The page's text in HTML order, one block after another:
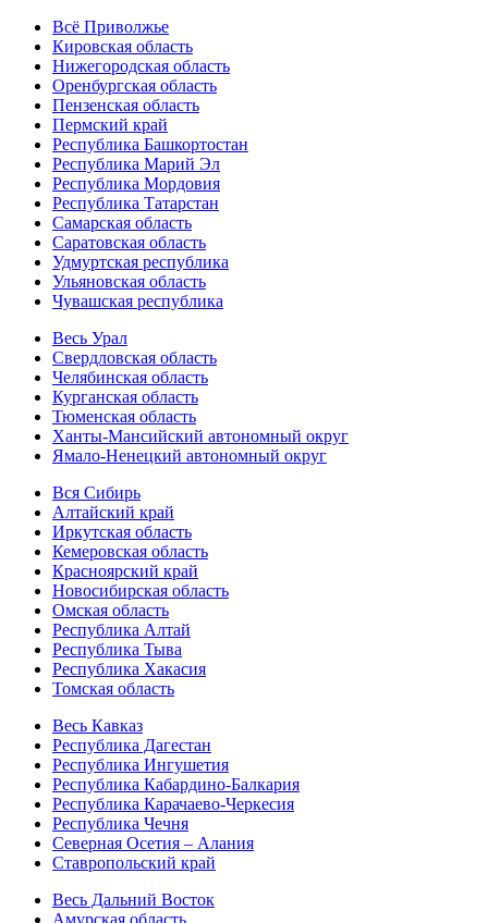
Всё Приволжье
Кировская область
Нижегородская область
Оренбургская область
Пензенская область
Пермский край
Республика Башкортостан
Республика Марий Эл
Республика Мордовия
Республика Татарстан
Самарская область
Саратовская область
Удмуртская республика
Ульяновская область
Чувашская республика
Весь Урал
Свердловская область
Челябинская область
Курганская область
Тюменская область
Ханты-Мансийский автономный округ
Ямало-Ненецкий автономный округ
Вся Сибирь
Алтайский край
Иркутская область
Кемеровская область
Красноярский край
Новосибирская область
Омская область
Республика Алтай
Республика Тыва
Республика Хакасия
Томская область
Весь Кавказ
Республика Дагестан
Республика Ингушетия
Республика Кабардино-Балкария
Республика Карачаево-Черкесия
Республика Чечня
Северная Осетия – Алания
Ставропольский край
Весь Дальний Восток
Амурская область